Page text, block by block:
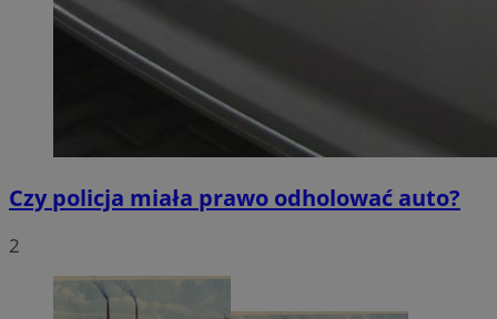
Czy policja miała prawo odholować auto?
2